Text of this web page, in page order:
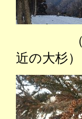
（鈴
近の大杉